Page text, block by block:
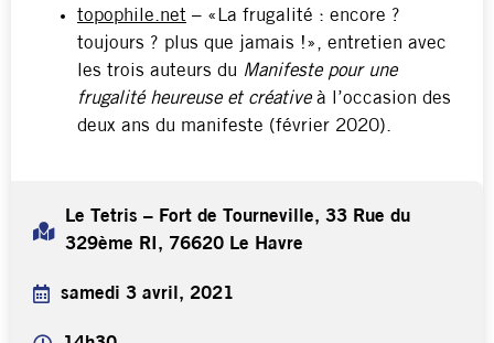
topophile.net – «La frugalité : encore ?
toujours ? plus que jamais !», entretien avec
les trois auteurs du Manifeste pour une
frugalité heureuse et créativeà l’occasion des
deux ans du manifeste (février 2020).
Le Tetris – Fort de Tourneville, 33 Rue du
329ème RI, 76620 Le Havre
samedi 3 avril, 2021